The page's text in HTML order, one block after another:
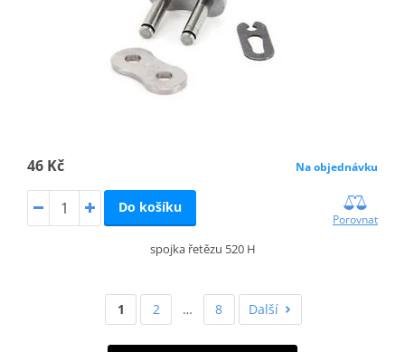
46 Kč Na objednávku
Do košíku
Porovnat
spojka řetězu 520 H
1 2 … 8 Další